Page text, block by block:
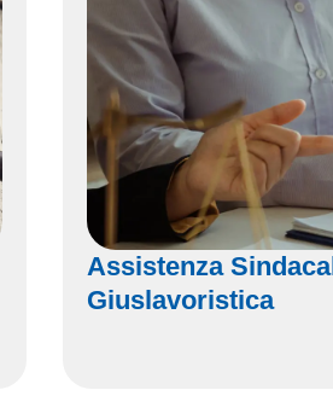
Assistenza
Giuslavoristica